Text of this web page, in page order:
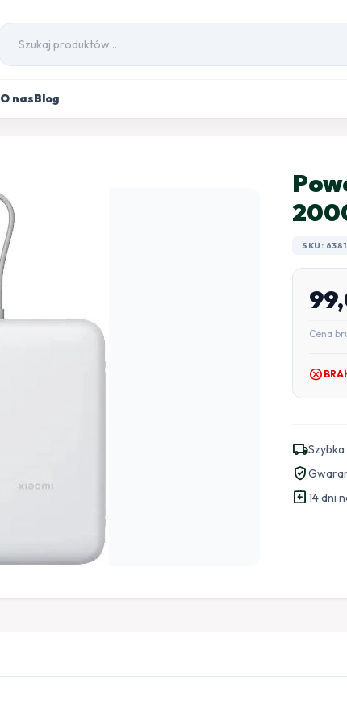
O nasBlog
SKU:
Cena
cancel
local_shipping
verified_user
assignment_return14 dni